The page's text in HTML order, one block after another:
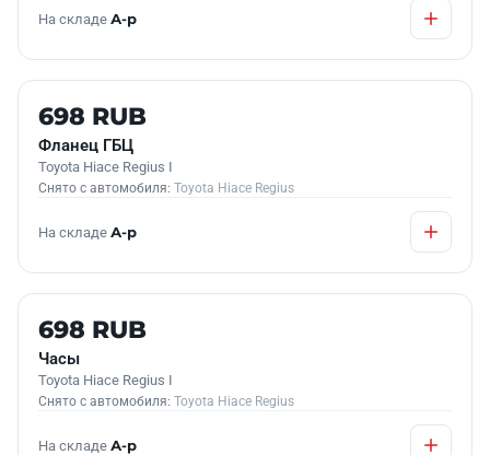
На складе А-р
Б/У В НАЛИЧИИ
698 RUB
Фланец ГБЦ
Toyota Hiace Regius I
Снято с автомобиля: Toyota Hiace Regius
На складе А-р
Б/У В НАЛИЧИИ
698 RUB
Часы
Toyota Hiace Regius I
Снято с автомобиля: Toyota Hiace Regius
На складе А-р